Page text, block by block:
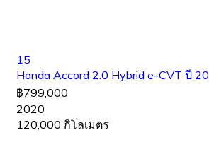
15
Honda Accord 2.0 Hybrid e-CVT ปี 20
฿799,000
2020
120,000 กิโลเมตร